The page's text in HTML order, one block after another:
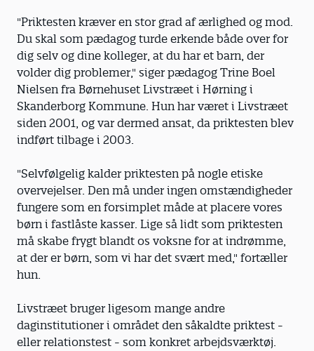
"Priktesten kræver en stor grad af ærlighed og mod.
Du skal som pædagog turde erkende både over for
dig selv og dine kolleger, at du har et barn, der
volder dig problemer," siger pædagog Trine Boel
Nielsen fra Børnehuset Livstræet i Hørning i
Skanderborg Kommune. Hun har været i Livstræet
siden 2001, og var dermed ansat, da priktesten blev
indført tilbage i 2003.
"Selvfølgelig kalder priktesten på nogle etiske
overvejelser. Den må under ingen omstændigheder
fungere som en forsimplet måde at placere vores
børn i fastlåste kasser. Lige så lidt som priktesten
må skabe frygt blandt os voksne for at indrømme,
at der er børn, som vi har det svært med," fortæller
hun.
Livstræet bruger ligesom mange andre
daginstitutioner i området den såkaldte priktest -
eller relationstest - som konkret arbejdsværktøj.